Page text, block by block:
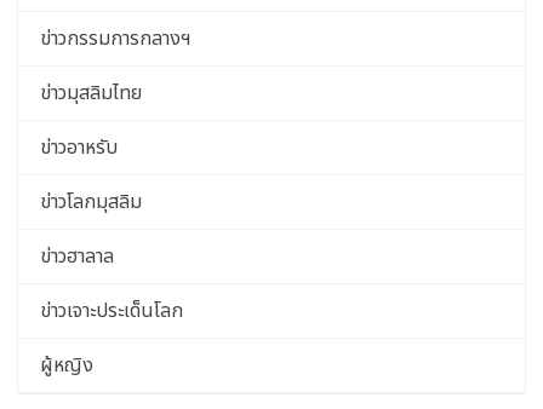
ข่าวกรรมการกลางฯ
ข่าวมุสลิมไทย
ข่าวอาหรับ
ข่าวโลกมุสลิม
ข่าวฮาลาล
ข่าวเจาะประเด็นโลก
ผู้หญิง